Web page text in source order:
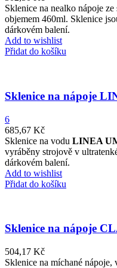
Sklenice na nealko nápoje ze
objemem 460ml. Sklenice
dárkovém balení.
Add to wishlist
Přidat do košíku
Sklenice na nápoje
6
685,67 Kč
Sklenice na vodu LINEA
vyráběny strojově v
dárkovém balení.
Add to wishlist
Přidat do košíku
Sklenice na nápoje
504,17 Kč
Sklenice na míchané nápoje,